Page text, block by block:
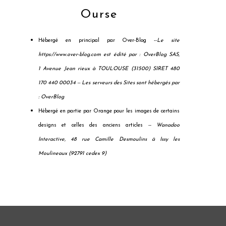
Ourse
Hébergé en principal par Over-Blog --Le site
https://www.over-blog.com est édité par : OverBlog SAS,
1 Avenue Jean rieux à TOULOUSE (31500) SIRET 480
170 440 00034 -- Les serveurs des Sites sont hébergés par
: OverBlog
Hébergé en partie par Orange pour les images de certains
designs et celles des anciens articles -- Wanadoo
Interactive, 48 rue Camille Desmoulins à Issy les
Moulineaux (92791 cedex 9)